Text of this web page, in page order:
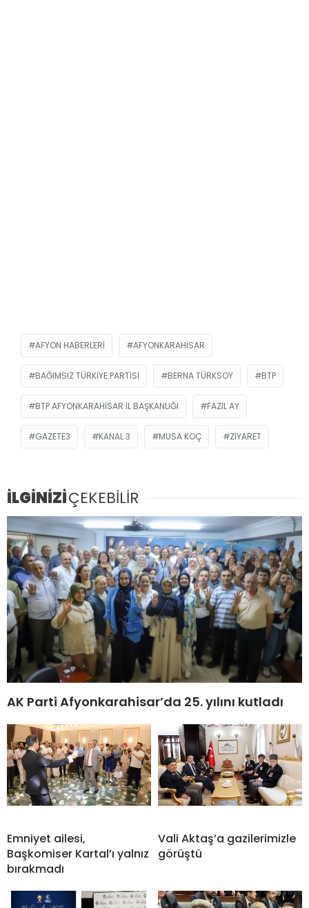
AFYON HABERLERI AFYONKARAHISAR
BAĞIMSIZ TÜRKIYE PARTISI BERNA TÜRKSOY BTP
BTP AFYONKARAHISAR İL BAŞKANLIĞI FAZIL AY
GAZETE3 KANAL 3 MUSA KOÇ ZIYARET
İLGİNİZİÇEKEBİLİR
AK Parti Afyonkarahisar’da 25. yılını kutladı
Emniyet ailesi,
Başkomiser Kartal’ı yalnız
bırakmadı
Vali Aktaş’a gazilerimizle
görüştü